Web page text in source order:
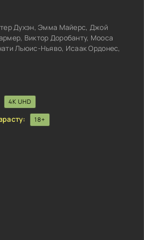
Духэн, Эмма Майерс, Джой
Виктор Доробанту, Мооса
Льюис-Ньяво, Исаак Ордонес,
4K UHD
18+